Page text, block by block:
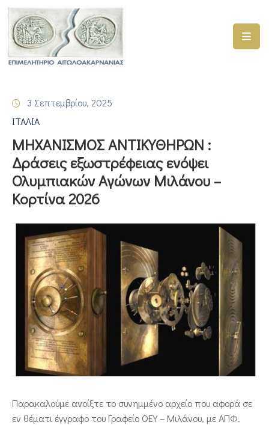
ΑΡΧΙΚΗ
ΓΕΜΗ
–
ΠΡΟΓΡΑΜΜΑΤΑ
ΕΠΙΜΕΛΗΤΗΡΙΟΥ
ΣΥΜΜΕΤΟΧΗ
ΕΤΑΙΡΕΙΕΣ
ΕΠΙΚΑΙΡΟΤΗΤΑ
ΕΠΙΚΟΙΝΩΝΙΑ
3 Σεπτεμβρίου, 2025
ΙΤΑΛΙΑ
ΜΗΧΑΝΙΣΜΟΣ ΑΝΤΙΚΥΘΗΡΩΝ :
Δράσεις εξωστρέφειας ενόψει
Ολυμπιακών Αγώνων Μιλάνου –
Κορτίνα 2026
Παρακαλούμε ανοίξτε το συνημμένο αρχείο που αφορά σε
εν θέματι έγγραφο του Γραφείο ΟΕΥ – Μιλάνου, με ΑΠΦ.